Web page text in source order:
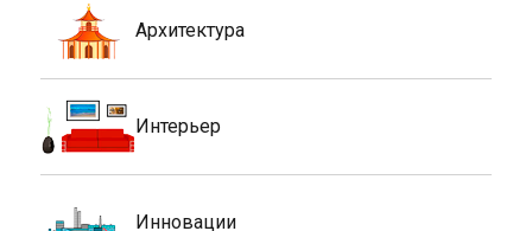
Архитектура
Интерьер
Инновации